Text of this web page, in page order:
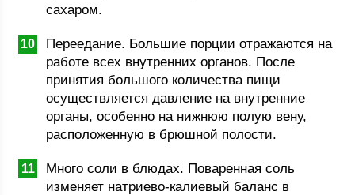
сахаром.
Переедание. Большие порции отражаются на
работе всех внутренних органов. После
принятия большого количества пищи
осуществляется давление на внутренние
органы, особенно на нижнюю полую вену,
расположенную в брюшной полости.
Много соли в блюдах. Поваренная соль
изменяет натриево-калиевый баланс в